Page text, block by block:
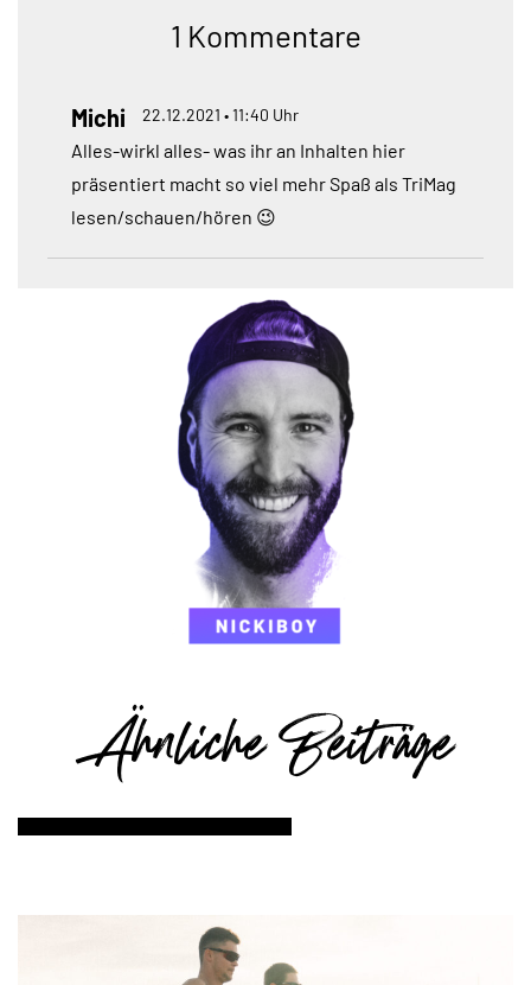
1 Kommentare
Michi 22.12.2021 • 11:40 Uhr
Alles-wirkl alles- was ihr an Inhalten hier
präsentiert macht so viel mehr Spaß als TriMag
lesen/schauen/hören 😉
Ähnliche Beiträge